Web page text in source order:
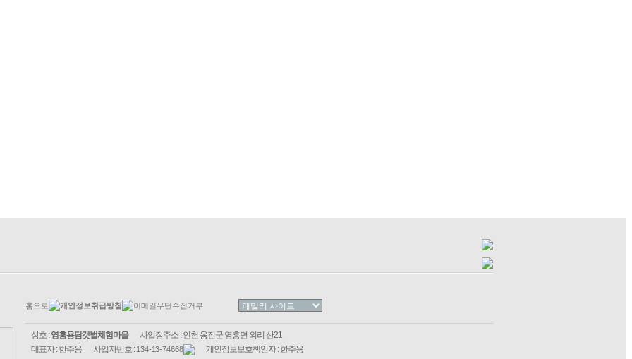
홈으로 개인정보취급방침 이메일무단수집거부
상호 :영흥용담갯벌체험마을
사업장주소 : 인천 옹진군 영흥면 외리 산21
대표자 : 한주용
사업자번호 :134-13-74668
개인정보보호책임자 : 한주용